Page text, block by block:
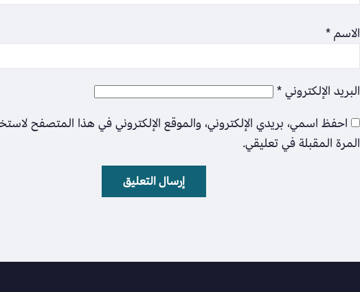
الاسم*
البريد الإلكتروني*
احفظ اسمي، بريدي الإلكتروني، والموقع الإلكتروني في هذا المتصفح
المرة المقبلة في تعليقي.